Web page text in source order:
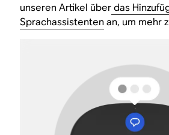
unseren Artikel überdas
Sprachassistentenan, um mehr